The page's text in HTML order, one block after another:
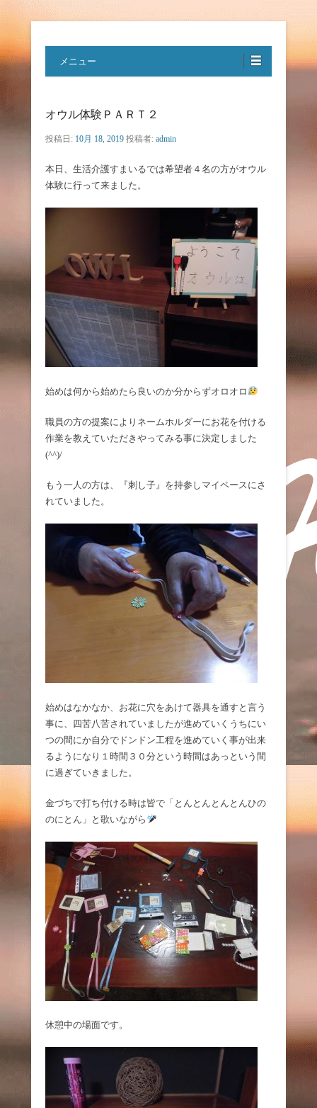
特定非営利活動法人ハートフルボ
イス
メニュー
オウル体験ＰＡＲＴ２
投稿日: 10月 18, 2019 投稿者: admin
本日、生活介護すまいるでは希望者４名の方がオウル
体験に行って来ました。
始めは何から始めたら良いのか分からずオロオロ
職員の方の提案によりネームホルダーにお花を付ける
作業を教えていただきやってみる事に決定しました
(^^)/
もう一人の方は、『刺し子』を持参しマイペースにさ
れていました。
始めはなかなか、お花に穴をあけて器具を通すと言う
事に、四苦八苦されていましたが進めていくうちにい
つの間にか自分でドンドン工程を進めていく事が出来
るようになり１時間３０分という時間はあっという間
に過ぎていきました。
金づちで打ち付ける時は皆で「とんとんとんとんひの
のにとん」と歌いながら
休憩中の場面です。